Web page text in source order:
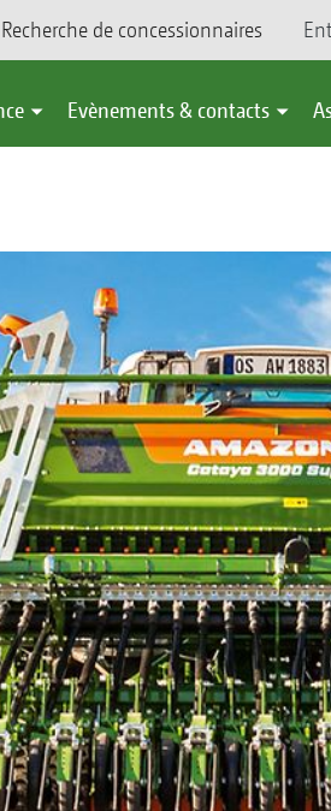
Recherche de concessionnaires
Evènements & contacts